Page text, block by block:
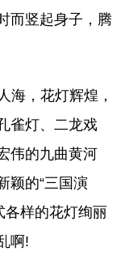
而竖起身子，腾
海，花灯辉煌，
雀灯、二龙戏
伟的九曲黄河
颖的“三国演
各样的花灯绚丽
啊!